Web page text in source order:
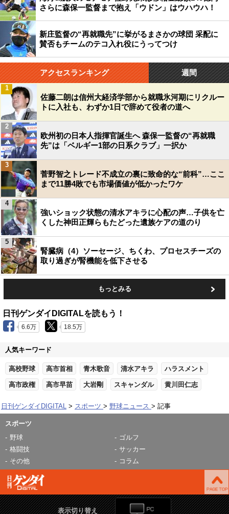
さらに森保一監督まで抱え「ウドン」はウハウハ！
新庄監督の“再就職先”に挙がるまさかの球団 采配に
賛否もチームのテコ入れ役にうってつけ
アクセスランキング 週間
佐藤二朗は信州大経済学部から就職氷河期にリクルー
トに入社も、わずか1日で辞めて役者の道へ
1
欧州初の日本人指揮官誕生へ 森保一監督の“再就職
先”は「ベルギー1部の日系クラブ」一択か
2
菅野智之トレード不成立の裏に致命的な“前科”…ここ
まで11勝4敗でも市場価値が低かったワケ
3
強いショック状態の清水アキラに心配の声…子供を亡
くした神田正輝らもたどった遺族ケアの道のり
4
腎臓病（4）ソーセージ、ちくわ、プロセスチーズの
取り過ぎが腎機能を低下させる
5
もっとみる
日刊ゲンダイDIGITALを読もう！
6.6万 18.5万
人気キーワード
高校野球 高市首相 青木歌音 清水アキラ ハラスメント
高市政権 高市早苗 大岩剛 スキャンダル 黄川田仁志
日刊ゲンダイDIGITAL スポーツ 野球ニュース 記事
スポーツ
野球
ゴルフ
格闘技
サッカー
その他
コラム
表示切り替え